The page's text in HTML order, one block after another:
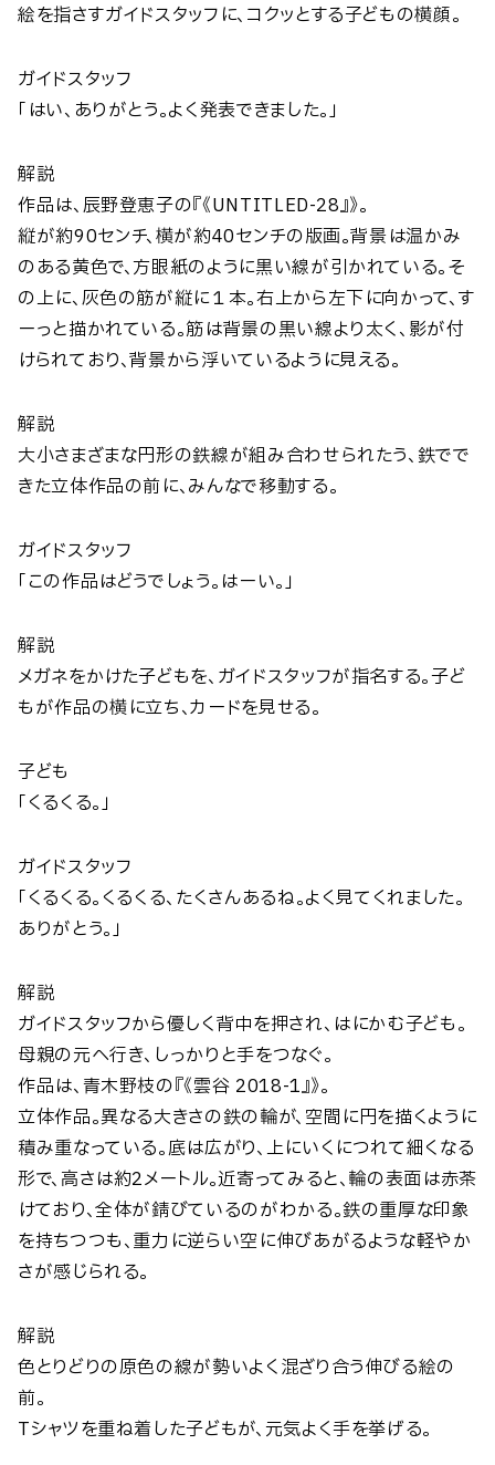
絵を指さすガイドスタッフに、コクッとする子どもの横顔。
ガイドスタッフ
「はい、ありがとう。よく発表できました。」
解説
作品は、辰野登恵子の『《UNTITLED-28』》。
縦が約90センチ、横が約40センチの版画。背景は温かみ
のある黄色で、方眼紙のように黒い線が引かれている。そ
の上に、灰色の筋が縦に１本。右上から左下に向かって、す
ーっと描かれている。筋は背景の黒い線より太く、影が付
けられており、背景から浮いているように見える。
解説
大小さまざまな円形の鉄線が組み合わせられたう、鉄でで
きた立体作品の前に、みんなで移動する。
ガイドスタッフ
「この作品はどうでしょう。はーい。」
解説
メガネをかけた子どもを、ガイドスタッフが指名する。子ど
もが作品の横に立ち、カードを見せる。
子ども
「くるくる。」
ガイドスタッフ
「くるくる。くるくる、たくさんあるね。よく見てくれました。
ありがとう。」
解説
ガイドスタッフから優しく背中を押され、はにかむ子ども。
母親の元へ行き、しっかりと手をつなぐ。
作品は、青木野枝の『《雲谷 2018-1』》。
立体作品。異なる大きさの鉄の輪が、空間に円を描くように
積み重なっている。底は広がり、上にいくにつれて細くなる
形で、高さは約2メートル。近寄ってみると、輪の表面は赤茶
けており、全体が錆びているのがわかる。鉄の重厚な印象
を持ちつつも、重力に逆らい空に伸びあがるような軽やか
さが感じられる。
解説
色とりどりの原色の線が勢いよく混ざり合う伸びる絵の
前。
Tシャツを重ね着した子どもが、元気よく手を挙げる。